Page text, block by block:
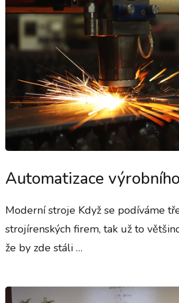
Automatizace
Moderní stroje Když se podíváme
strojírenských firem, tak už to
že by zde stáli …